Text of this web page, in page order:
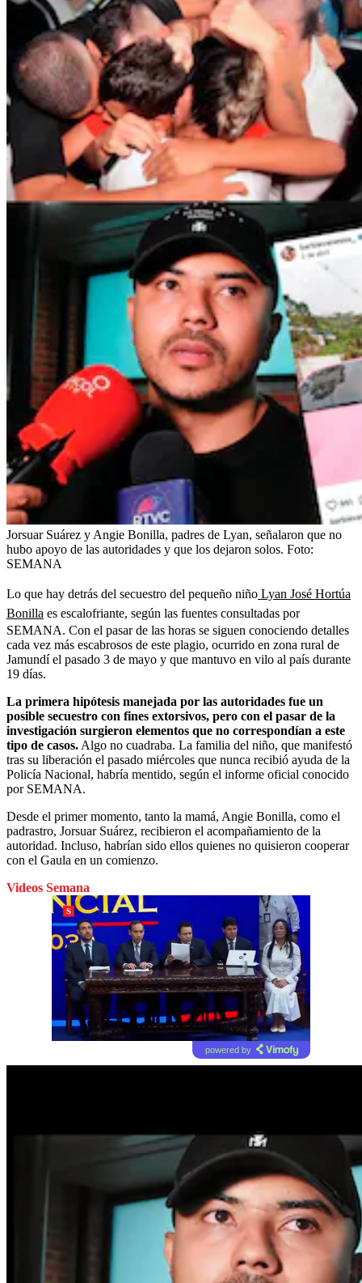
Jorsuar Suárez y Angie Bonilla, padres de Lyan, señalaron que no
hubo apoyo de las autoridades y que los dejaron solos. Foto:
SEMANA
Lo que hay detrás del secuestro del pequeño niño Lyan José Hortúa
Bonilla es escalofriante, según las fuentes consultadas por
SEMANA. Con el pasar de las horas se siguen conociendo detalles
cada vez más escabrosos de este plagio, ocurrido en zona rural de
Jamundí el pasado 3 de mayo y que mantuvo en vilo al país durante
19 días.
La primera hipótesis manejada por las autoridades fue un
posible secuestro con fines extorsivos, pero con el pasar de la
investigación surgieron elementos que no correspondían a este
tipo de casos. Algo no cuadraba. La familia del niño, que manifestó
tras su liberación el pasado miércoles que nunca recibió ayuda de la
Policía Nacional, habría mentido, según el informe oficial conocido
por SEMANA.
Desde el primer momento, tanto la mamá, Angie Bonilla, como el
padrastro, Jorsuar Suárez, recibieron el acompañamiento de la
autoridad. Incluso, habrían sido ellos quienes no quisieron cooperar
con el Gaula en un comienzo.
Videos Semana
powered by